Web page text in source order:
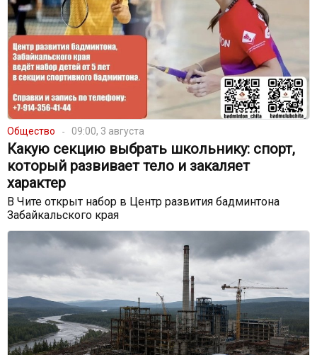
Общество 09:00, 3 августа
Какую секцию выбрать школьнику: спорт,
который развивает тело и закаляет
характер
В Чите открыт набор в Центр развития бадминтона
Забайкальского края